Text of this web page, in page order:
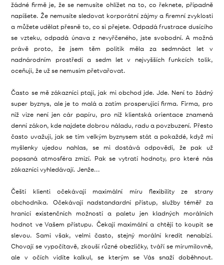
žádné firmě je, že se nemusíte ohlížet na to, co řeknete, případně
napíšete. Že nemusíte sledovat korporátní zájmy a firemní zvyklosti
a můžete udělat přesně to, co si přejete. Odpadá frustrace dusícího
se vzteku, odpadá únava z nevyřčeného, jste svobodní. A možná
právě proto, že jsem těm politik měla za sedmnáct let v
nadnárodním prostředí a sedm let v nejvyšších funkcích tolik,
oceňuji, že už se nemusím přetvařovat.
Často se mě zákazníci ptají, jak mi obchod jde. Jde. Není to žádný
super byznys, ale je to malá a zatím prosperující firma. Firma, pro
níž vize není jen cár papíru, pro níž klientská orientace znamená
denní zákon, kde najdete dobrou náladu, radu a povzbuzení. Přesto
často uvažuji, jak se tím velkým byznysem stát a pokaždé, když mi
myšlenky ujedou nahlas, se mi dostává odpovědi, že pak už
popsaná atmosféra zmizí. Pak se vytratí hodnoty, pro které nás
zákazníci vyhledávají. Jenže...
Čeští klienti očekávají maximální míru flexibility ze strany
obchodníka. Očekávají nadstandardní přístup, služby téměř za
hranicí existenčních možností a paletu jen kladných morálních
hodnot ve Vašem přístupu. Čekají maximální a chtějí to koupit se
slevou. Sami však, velmi často, stejný morální kredit nenabízí.
Chovají se vypočítavě, zkouší různé obezličky, tváří se mírumilovně,
ale v očích vidíte kalkul, se kterým se Vás snaží doběhnout.